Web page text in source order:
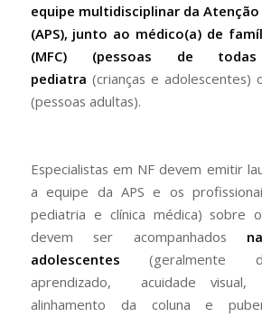
equipe multidisciplinar da Atenção
(APS), junto ao médico(a) de
(MFC) (pessoas de
pediatra (crianças e adolescentes)
(pessoas adultas).
Especialistas em NF devem emitir
a equipe da APS e os
pediatria e clínica médica) sobre
devem ser acompanhados
adolescentes(geralmente
aprendizado, acuidade visual,
alinhamento da coluna e